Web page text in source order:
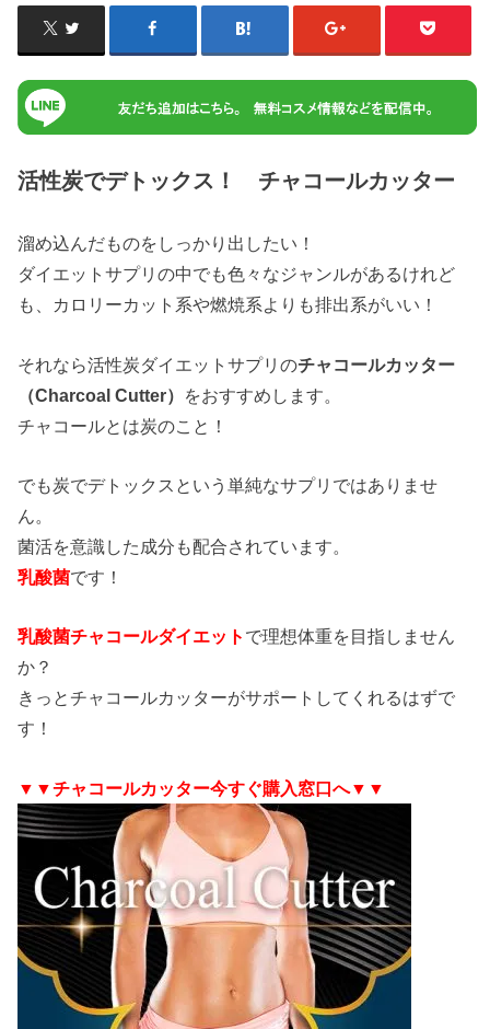
活性炭でデトックス！ チャコールカッター
溜め込んだものをしっかり出したい！
ダイエットサプリの中でも色々なジャンルがあるけれど
も、カロリーカット系や燃焼系よりも排出系がいい！
それなら活性炭ダイエットサプリのチャコールカッター
（Charcoal Cutter） をおすすめします。
チャコールとは炭のこと！
でも炭でデトックスという単純なサプリではありませ
ん。
菌活を意識した成分も配合されています。
乳酸菌です！
乳酸菌チャコールダイエット で理想体重を目指しません
か？
きっとチャコールカッターがサポートしてくれるはずで
す！
▼▼チャコールカッター今すぐ購入窓口へ▼▼